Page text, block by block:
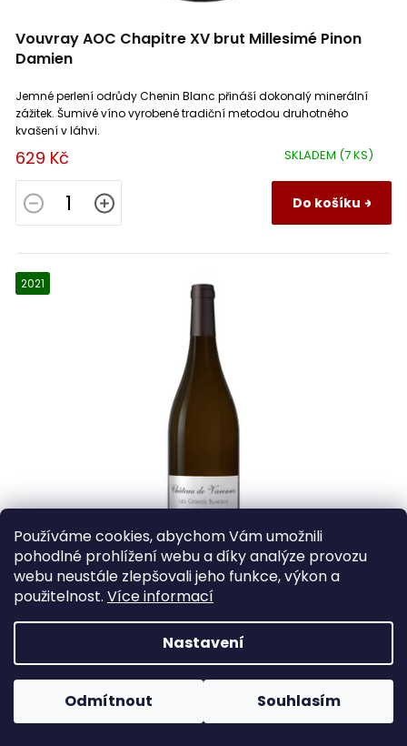
Používáme cookies, abychom Vám umožnili
pohodlné prohlížení webu a díky analýze provozu
webu neustále zlepšovali jeho funkce, výkon a
použitelnost. Více informací
Nastavení
Odmítnout Souhlasím
Vouvray AOC Chapitre XV brut Millesimé Pinon
Damien
SKLADEM (7 KS)
629 Kč
Do košíku
Jemné perlení odrůdy Chenin Blanc přináší dokonalý minerální
zážitek. Šumivé víno vyrobené tradiční metodou druhotného
kvašení v láhvi.
2021
Savenniéres AOC Les Grands Bureaux Château de
Varennes
SKLADEM(22 KS)
680 Kč
Francouzské víno vyrobené z odrůdy Chenin je bílé víno pocházející
z oblasti Údolí řeky Loiry. Suché víno s ovocným aroma a minerální
chutí.